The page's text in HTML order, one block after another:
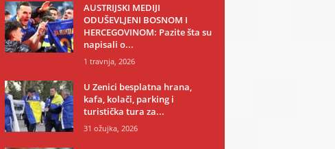
AUSTRIJSKI MEDIJI
ODUŠEVLJENI BOSNOM I
HERCEGOVINOM: Pazite šta su
napisali o...
1 travnja, 2026
U Zenici besplatna hrana,
kafa, kolači, parking i
turistička tura za...
31 ožujka, 2026